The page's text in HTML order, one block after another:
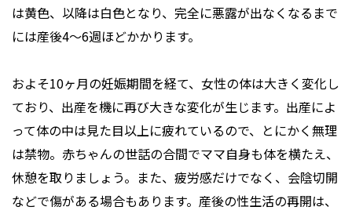
は黄色、以降は白色となり、完全に悪露が出なくなるまで
には産後4〜6週ほどかかります。
およそ10ヶ月の妊娠期間を経て、女性の体は大きく変化し
ており、出産を機に再び大きな変化が生じます。出産によ
って体の中は見た目以上に疲れているので、とにかく無理
は禁物。赤ちゃんの世話の合間でママ自身も体を横たえ、
休憩を取りましょう。また、疲労感だけでなく、会陰切開
などで傷がある場合もあります。産後の性生活の再開は、